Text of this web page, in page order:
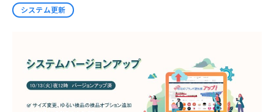
システム更新